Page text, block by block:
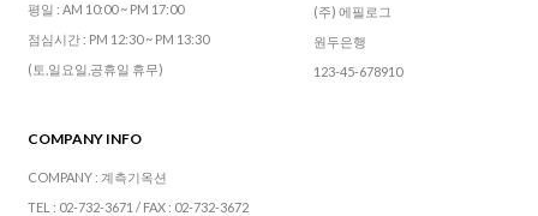
평일 : AM 10:00 ~ PM 17:00
점심시간 : PM 12:30 ~ PM 13:30
(토,일요일,공휴일 휴무)
(주) 에필로그
원두은행
123-45-678910
COMPANY INFO
COMPANY : 계측기옥션
TEL : 02-732-3671 / FAX : 02-732-3672